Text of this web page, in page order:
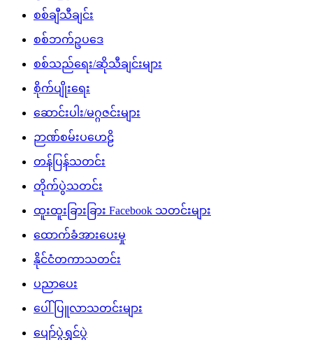
စစ်ချီသီချင်း
စစ်ဘက်ဥပဒေ
စစ်သည်ရေး/ဆိုသီချင်းများ
စိုက်ပျိုးရေး
ဆောင်းပါး/မဂ္ဂဇင်းများ
ဉာဏ်စမ်းပဟေဠိ
တန်ပြန်သတင်း
တိုက်ပွဲသတင်း
ထူးထူးခြားခြား Facebook သတင်းများ
ထောက်ခံအားပေးမှု
နိုင်ငံတကာသတင်း
ပညာပေး
ပေါ်ပြူလာသတင်းများ
ပျော်ပွဲရွှင်ပွဲ